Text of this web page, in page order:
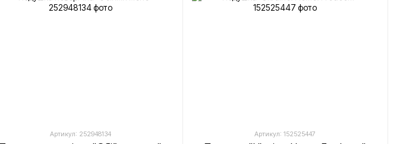
Артикул: 252948134 Артикул: 152525447